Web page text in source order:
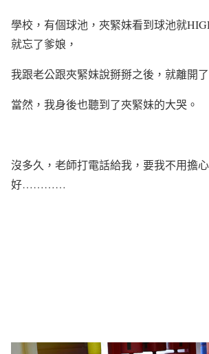
學校，有個球池，夾緊妹看到球池就
就忘了爹娘，
我跟老公跟夾緊妹說掰掰之後，就離開了
當然，我身後也聽到了夾緊妹的大哭。
沒多久，老師打電話給我，要我不用擔
好…………